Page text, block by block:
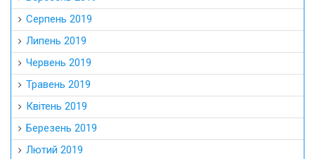
Серпень 2019
Липень 2019
Червень 2019
Травень 2019
Квітень 2019
Березень 2019
Лютий 2019